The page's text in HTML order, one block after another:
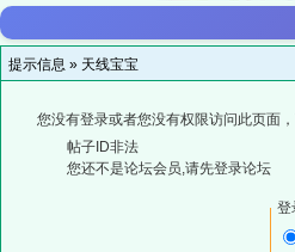
提示信息 » 天线宝宝
您没有登录或者您没有权限访问此页面
帖子ID非法
您还不是论坛会员,请先登录论坛
登